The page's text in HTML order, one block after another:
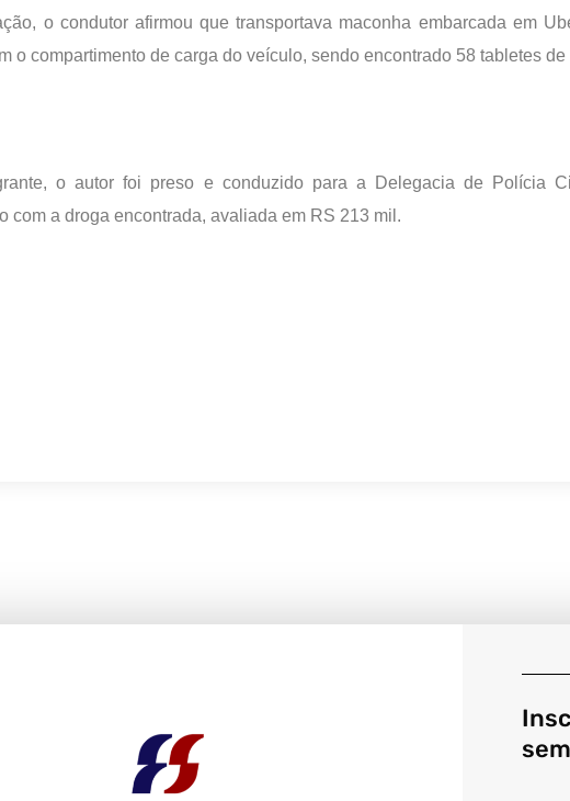
o condutor afirmou que transportava maconha embarcada em
o compartimento de carga do veículo, sendo encontrado 58 tabletes de
o autor foi preso e conduzido para a Delegacia de Polícia
com a droga encontrada, avaliada em RS 213 mil.